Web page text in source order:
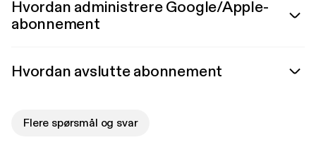
Hvordan administrere Google/Apple-
abonnement
Hvordan avslutte abonnement
Flere spørsmål og svar